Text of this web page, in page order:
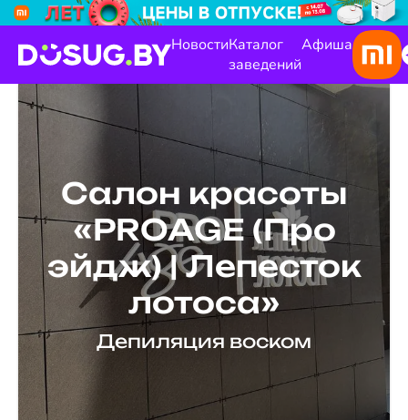
НовостиКаталог
заведений
Афиша
Салон красоты
«PROAGE (Про
эйдж) | Лепесток
лотоса»
Депиляция воском